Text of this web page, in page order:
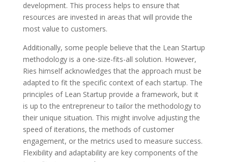
development. This process helps to ensure that
resources are invested in areas that will provide the
most value to customers.
Additionally, some people believe that the Lean Startup
methodology is a one-size-fits-all solution. However,
Ries himself acknowledges that the approach must be
adapted to fit the specific context of each startup. The
principles of Lean Startup provide a framework, but it
is up to the entrepreneur to tailor the methodology to
their unique situation. This might involve adjusting the
speed of iterations, the methods of customer
engagement, or the metrics used to measure success.
Flexibility and adaptability are key components of the